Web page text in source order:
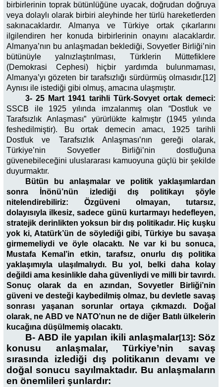
birbirlerinin toprak bütünlüğüne uyacak, doğrudan doğruya
veya dolaylı olarak birbiri aleyhinde her türlü hareketlerden
sakınacaklardır. Almanya ve Türkiye ortak çıkarlarını
ilgilendiren her konuda birbirlerinin onayını alacaklardır.
Almanya’nın bu anlaşmadan beklediği, Sovyetler Birliği’nin
bütünüyle yalnızlaştırılması, Türklerin Müttefiklere
(Demokrasi Cephesi) hiçbir yardımda bulunmaması,
Almanya’yı gözeten bir tarafsızlığı sürdürmüş olmasıdır.[12]
Aynısı ile istediği gibi olmuş, amacına ulaşmıştır.
3- 25 Mart 1941 tarihli Türk-Sovyet ortak demeci:
SSCB ile 1925 yılında imzalanmış olan “Dostluk ve
Tarafsızlık Anlaşması” yürürlükte kalmıştır (1945 yılında
feshedilmiştir). Bu ortak demecin amacı, 1925 tarihli
Dostluk ve Tarafsızlık Anlaşması’nın gereği olarak,
Türkiye’nin Sovyetler Birliği’nin dostluğuna
güvenebileceğini uluslararası kamuoyuna güçlü bir şekilde
duyurmaktır.
Bütün bu anlaşmalar ve politik yaklaşımlardan
sonra İnönü’nün izlediği dış politikayı şöyle
nitelendirebiliriz: Özgüveni olmayan, tutarsız,
dolayısıyla ilkesiz, sadece günü kurtarmayı hedefleyen,
stratejik derinlikten yoksun bir dış politikadır. Hiç kuşku
yok ki, Atatürk’ün de söylediği gibi, Türkiye bu savaşa
girmemeliydi ve öyle olacaktı. Ne var ki bu sonuca,
Mustafa Kemal’in etkin, tarafsız, onurlu dış politika
yaklaşımıyla ulaşılmalıydı. Bu yol, belki daha kolay
değildi ama kesinlikle daha güvenliydi ve milli bir tavırdı.
Sonuç olarak da en azından, Sovyetler Birliği’nin
güveni ve desteği kaybedilmiş olmaz, bu devletle savaş
sonrası yaşanan sorunlar ortaya çıkmazdı. Doğal
olarak, ne ABD ve NATO’nun ne de diğer Batılı ülkelerin
kucağına düşülmemiş olacaktı.
B- ABD ile yapılan ikili anlaşmalar[13]: Söz
konusu anlaşmalar, Türkiye’nin savaş
sırasında izlediği dış politikanın devamı ve
doğal sonucu sayılmaktadır. Bu anlaşmaların
en önemlileri şunlardır: